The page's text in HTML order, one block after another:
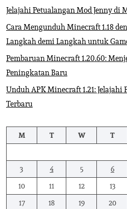
Jelajahi Petualangan Mod Jenny di
Cara Mengunduh Minecraft 1.18
Langkah demi Langkah untuk
Pembaruan Minecraft 1.20.60:
Peningkatan Baru
Unduh APK Minecraft 1.21:
Terbaru
M T W T
3
4 5 6
10
11 12 13
17
18 19 20